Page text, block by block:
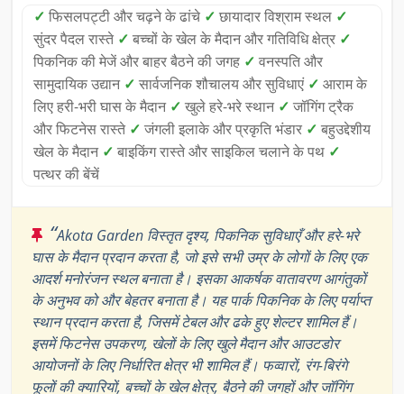
✓ फिसलपट्टी और चढ़ने के ढांचे ✓ छायादार विश्राम स्थल ✓
सुंदर पैदल रास्ते ✓ बच्चों के खेल के मैदान और गतिविधि क्षेत्र ✓
पिकनिक की मेजें और बाहर बैठने की जगह ✓ वनस्पति और
सामुदायिक उद्यान ✓ सार्वजनिक शौचालय और सुविधाएं ✓ आराम के
लिए हरी-भरी घास के मैदान ✓ खुले हरे-भरे स्थान ✓ जॉगिंग ट्रैक
और फिटनेस रास्ते ✓ जंगली इलाके और प्रकृति भंडार ✓ बहुउद्देशीय
खेल के मैदान ✓ बाइकिंग रास्ते और साइकिल चलाने के पथ ✓
पत्थर की बेंचें
“Akota Garden विस्तृत दृश्य, पिकनिक सुविधाएँ और हरे-भरे
घास के मैदान प्रदान करता है, जो इसे सभी उम्र के लोगों के लिए एक
आदर्श मनोरंजन स्थल बनाता है। इसका आकर्षक वातावरण आगंतुकों
के अनुभव को और बेहतर बनाता है। यह पार्क पिकनिक के लिए पर्याप्त
स्थान प्रदान करता है, जिसमें टेबल और ढके हुए शेल्टर शामिल हैं।
इसमें फिटनेस उपकरण, खेलों के लिए खुले मैदान और आउटडोर
आयोजनों के लिए निर्धारित क्षेत्र भी शामिल हैं। फव्वारों, रंग-बिरंगे
फूलों की क्यारियों, बच्चों के खेल क्षेत्र, बैठने की जगहों और जॉगिंग